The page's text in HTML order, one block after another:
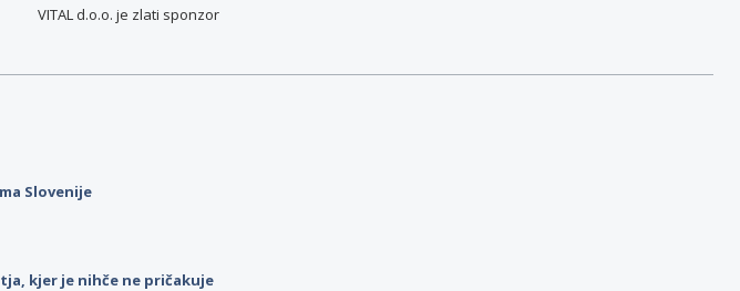
VITAL d.o.o. je zlati sponzor
Slovenije
kjer je nihče ne pričakuje